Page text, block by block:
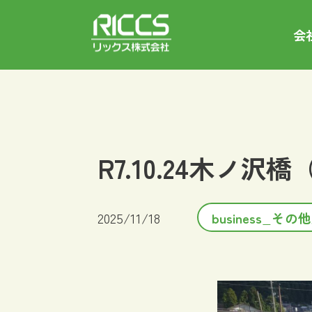
会
R7.10.24木ノ沢橋
2025/11/18 business_その